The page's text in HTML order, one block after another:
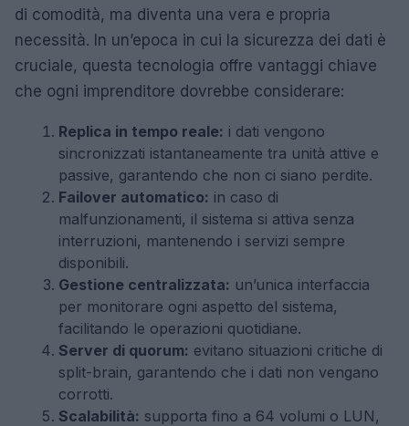
di comodità, ma diventa una vera e propria
necessità. In un’epoca in cui la sicurezza dei dati è
cruciale, questa tecnologia offre vantaggi chiave
che ogni imprenditore dovrebbe considerare:
Replica in tempo reale: i dati vengono
sincronizzati istantaneamente tra unità attive e
passive, garantendo che non ci siano perdite.
Failover automatico: in caso di
malfunzionamenti, il sistema si attiva senza
interruzioni, mantenendo i servizi sempre
disponibili.
Gestione centralizzata: un’unica interfaccia
per monitorare ogni aspetto del sistema,
facilitando le operazioni quotidiane.
Server di quorum: evitano situazioni critiche di
split-brain, garantendo che i dati non vengano
corrotti.
Scalabilità: supporta fino a 64 volumi o LUN,